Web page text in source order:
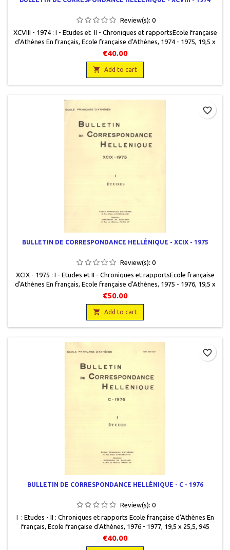
Review(s): 0
XCVIII - 1974 : I - Etudes et II - Chroniques et rapportsEcole française
d'Athènes En français, Ecole française d'Athènes, 1974 - 1975, 19,5 x
25,5, 951 pages, broché, occasion. Bon état. Couvertures très
légèrement défraîchies. Non coupé. Les deux volumes.
€40.00
 Add to cart
BULLETIN DE CORRESPONDANCE HELLÉNIQUE - XCIX - 1975
Review(s): 0
XCIX - 1975 : I - Etudes et II - Chroniques et rapportsEcole française
d'Athènes En français, Ecole française d'Athènes, 1975 - 1976, 19,5 x
25,5, 898 pages, broché, occasion. Bon état. Couvertures très
légèrement défraîchies. Non coupé. Les deux volumes.
€50.00
 Add to cart
favorite_border
BULLETIN DE CORRESPONDANCE HELLÉNIQUE - C - 1976
Review(s): 0
I : Etudes - II : Chroniques et rapports Ecole française d'Athènes En
français, Ecole française d'Athènes, 1976 - 1977, 19,5 x 25,5, 945
pages, broché, occasion. Bon état. Couvertures très légèrement
défraîchies. Non coupé. Les deux volumes
€40.00
favorite_border